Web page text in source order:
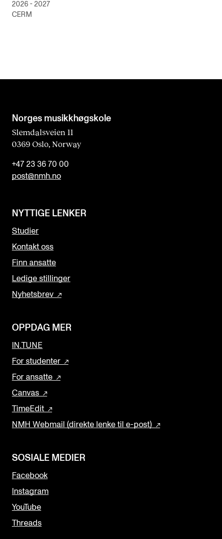
2026 - 2027
CERM
Norges musikk­høgskole
Slemdalsveien 11
0369 Oslo, Norway
+47 23 36 70 00
post@nmh.no
NYTTIGE LENKER
Studier
Kontakt oss
Finn ansatte
Ledige stillinger
Nyhetsbrev
OPPDAG MER
IN.TUNE
For studenter
For ansatte
Canvas
TimeEdit
NMH Webmail (direkte lenke til e-post)
SOSIALE MEDIER
Facebook
Instagram
YouTube
Threads